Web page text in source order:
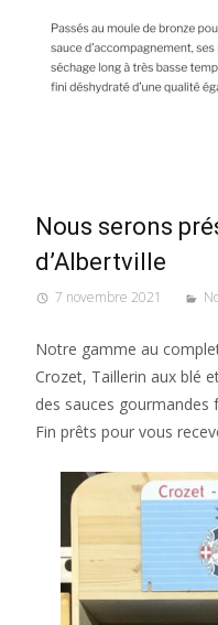
Nous serons
d’Albertville
7 novembre 2021
Notre gamme au
Crozet, Taillerin aux blé
des sauces gourmandes
Fin prêts pour vous